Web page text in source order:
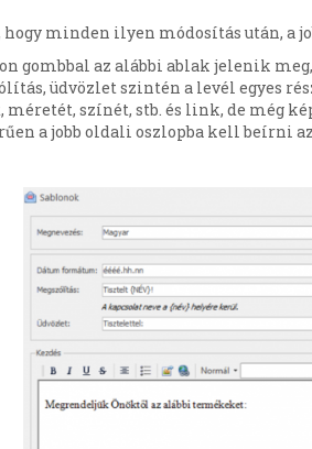
hogy minden ilyen módosítás után, a
gombbal az alábbi ablak jelenik
üdvözlet szintén a levél egyes
méretét, színét, stb. és link, de még
a jobb oldali oszlopba kell beírni